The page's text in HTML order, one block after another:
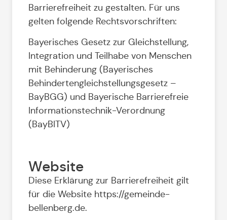
Barrierefreiheit zu gestalten. Für uns
gelten folgende Rechtsvorschriften:
Bayerisches Gesetz zur Gleichstellung,
Integration und Teilhabe von Menschen
mit Behinderung (Bayerisches
Behindertengleichstellungsgesetz –
BayBGG) und Bayerische Barrierefreie
Informationstechnik-Verordnung
(BayBITV)
Website
Diese Erklärung zur Barrierefreiheit gilt
für die Website https://gemeinde-
bellenberg.de.